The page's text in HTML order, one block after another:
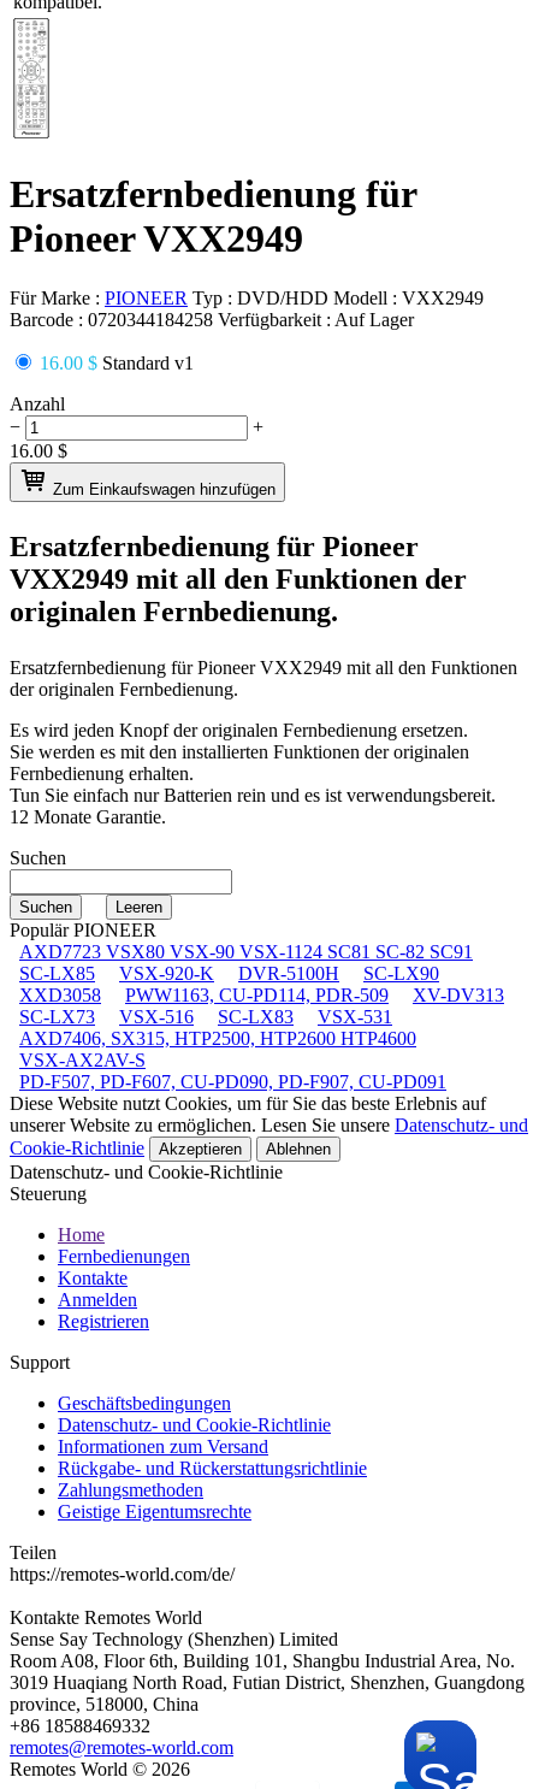
Ersatzfernbedienung für
Pioneer VXX2949
Für Marke : PIONEER Typ : DVD/HDD Modell : VXX2949
Barcode : 0720344184258 Verfügbarkeit : Auf Lager
16.00 $ Standard v1
Anzahl
−
+
16.00 $
Zum Einkaufswagen hinzufügen
Ersatzfernbedienung für Pioneer
VXX2949 mit all den Funktionen der
originalen Fernbedienung.
Ersatzfernbedienung fürPioneer VXX2949 mit all den Funktionen
der originalen Fernbedienung.
Es wird jeden Knopf der originalen Fernbedienung ersetzen.
Sie werden es mit den installierten Funktionen der originalen
Fernbedienung erhalten.
Tun Sie einfach nur Batterien rein und es ist verwendungsbereit.
12 Monate Garantie.
Suchen
Populär PIONEER
AXD7723 VSX80 VSX-90 VSX-1124 SC81 SC-82 SC91
SC-LX85
VSX-920-K DVR-5100H
SC-LX90
XXD3058
PWW1163, CU-PD114, PDR-509
XV-DV313
SC-LX73
VSX-516 SC-LX83
VSX-531
AXD7406, SX315, HTP2500, HTP2600 HTP4600
VSX-AX2AV-S
PD-F507, PD-F607, CU-PD090, PD-F907, CU-PD091
Diese Website nutzt Cookies, um für Sie das beste Erlebnis auf
unserer Website zu ermöglichen. Lesen Sie unsere Datenschutz- und
Cookie-Richtlinie
Akzeptieren Ablehnen
Datenschutz- und Cookie-Richtlinie
Steuerung
Home
Fernbedienungen
Kontakte
Anmelden
Registrieren
Support
Geschäftsbedingungen
Datenschutz- und Cookie-Richtlinie
Informationen zum Versand
Rückgabe- und Rückerstattungsrichtlinie
Zahlungsmethoden
Geistige Eigentumsrechte
Teilen
https://remotes-world.com/de/
Kontakte Remotes World
Sense Say Technology (Shenzhen) Limited
Room A08, Floor 6th, Building 101, Shangbu Industrial Area, No.
3019 Huaqiang North Road, Futian District, Shenzhen, Guangdong
province, 518000, China
+86 18588469332
remotes@remotes-world.com
Remotes World © 2026